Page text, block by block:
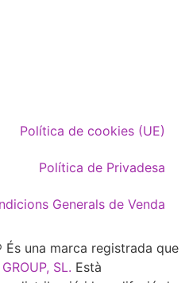
Política de cookies (UE)
Política de Privadesa
Generals de Venda
una marca registrada que
SL. Està